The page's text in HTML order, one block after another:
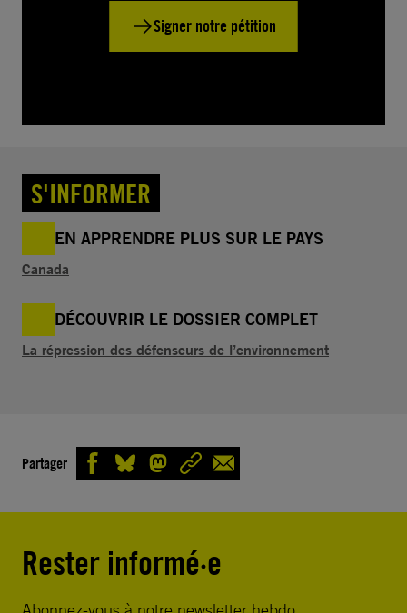
Signer notre pétition
S'INFORMER
EN APPRENDRE PLUS SUR LE PAYS
Canada
DÉCOUVRIR LE DOSSIER COMPLET
La répression des défenseurs de l’environnement
Partager
Rester informé·e